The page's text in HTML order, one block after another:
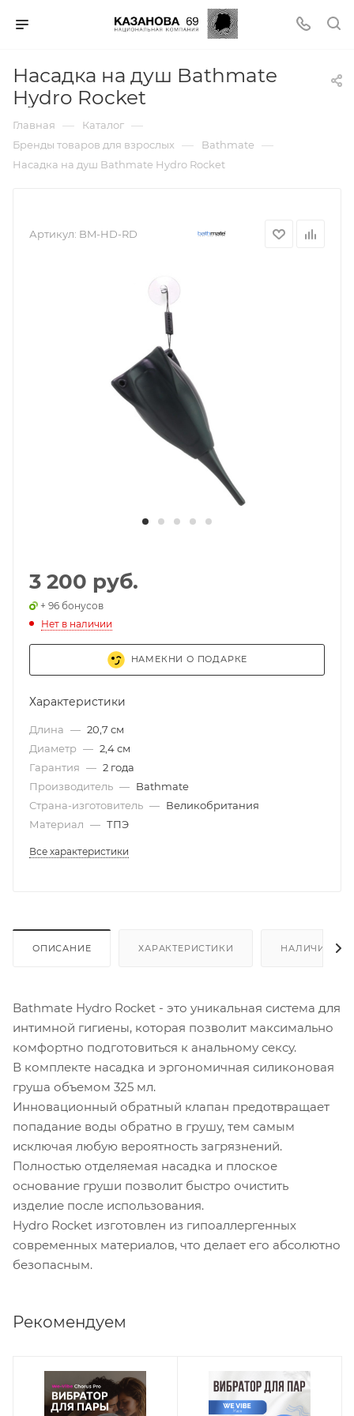
Насадка на душ Bathmate
Hydro Rocket
Главная — Каталог —
Бренды товаров для взрослых — Bathmate —
Насадка на душ Bathmate Hydro Rocket
Артикул: BM-HD-RD
3 200 руб.
+ 96 бонусов
Нет в наличии
НАМЕКНИ О ПОДАРКЕ
Характеристики
Длина — 20,7 см
Диаметр — 2,4 см
Гарантия — 2 года
Производитель — Bathmate
Страна-изготовитель — Великобритания
Материал — ТПЭ
Все характеристики
ОПИСАНИЕ ХАРАКТЕРИСТИКИ НАЛИЧИЕ
Bathmate Hydro Rocket - это уникальная система для
интимной гигиены, которая позволит максимально
комфортно подготовиться к анальному сексу.
В комплекте насадка и эргономичная силиконовая
груша объемом 325 мл.
Инновационный обратный клапан предотвращает
попадание воды обратно в грушу, тем самым
исключая любую вероятность загрязнений.
Полностью отделяемая насадка и плоское
основание груши позволит быстро очистить
изделие после использования.
Hydro Rocket изготовлен из гипоаллергенных
современных материалов, что делает его абсолютно
безопасным.
Рекомендуем